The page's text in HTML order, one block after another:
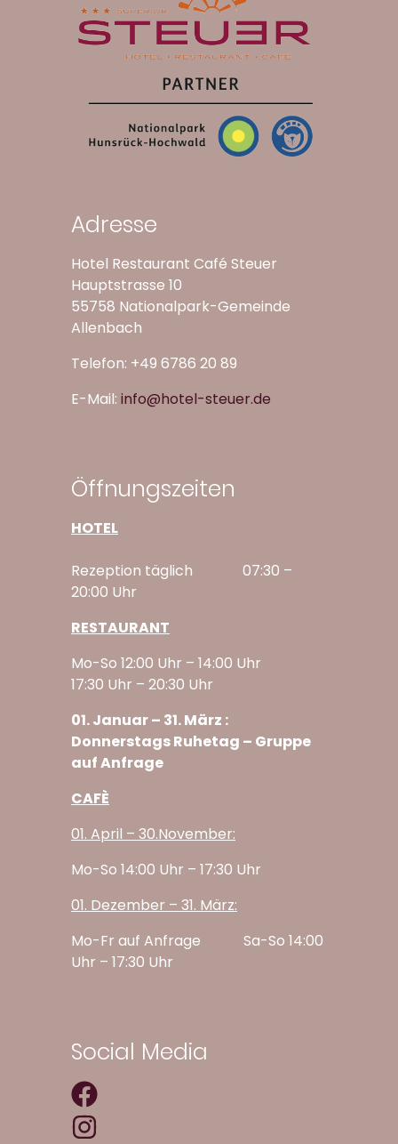
Adresse
Hotel Restaurant Café Steuer
Hauptstrasse 10
55758 Nationalpark-Gemeinde
Allenbach
Telefon: +49 6786 20 89
E-Mail: info@hotel-steuer.de
Öffnungszeiten
HOTEL
Rezeption täglich 07:30 –
20:00 Uhr
RESTAURANT
Mo-So 12:00 Uhr – 14:00 Uhr
17:30 Uhr – 20:30 Uhr
01. Januar – 31. März :
Donnerstags Ruhetag – Gruppe
auf Anfrage
CAFÈ
01. April – 30.November:
Mo-So 14:00 Uhr – 17:30 Uhr
01. Dezember – 31. März:
Mo-Fr auf Anfrage Sa-So 14:00
Uhr – 17:30 Uhr
Social Media